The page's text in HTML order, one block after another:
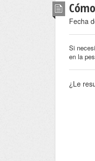
Fecha
Si
en la
¿Le